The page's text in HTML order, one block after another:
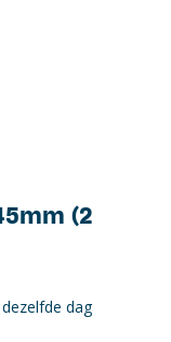
(2
dezelfde dag